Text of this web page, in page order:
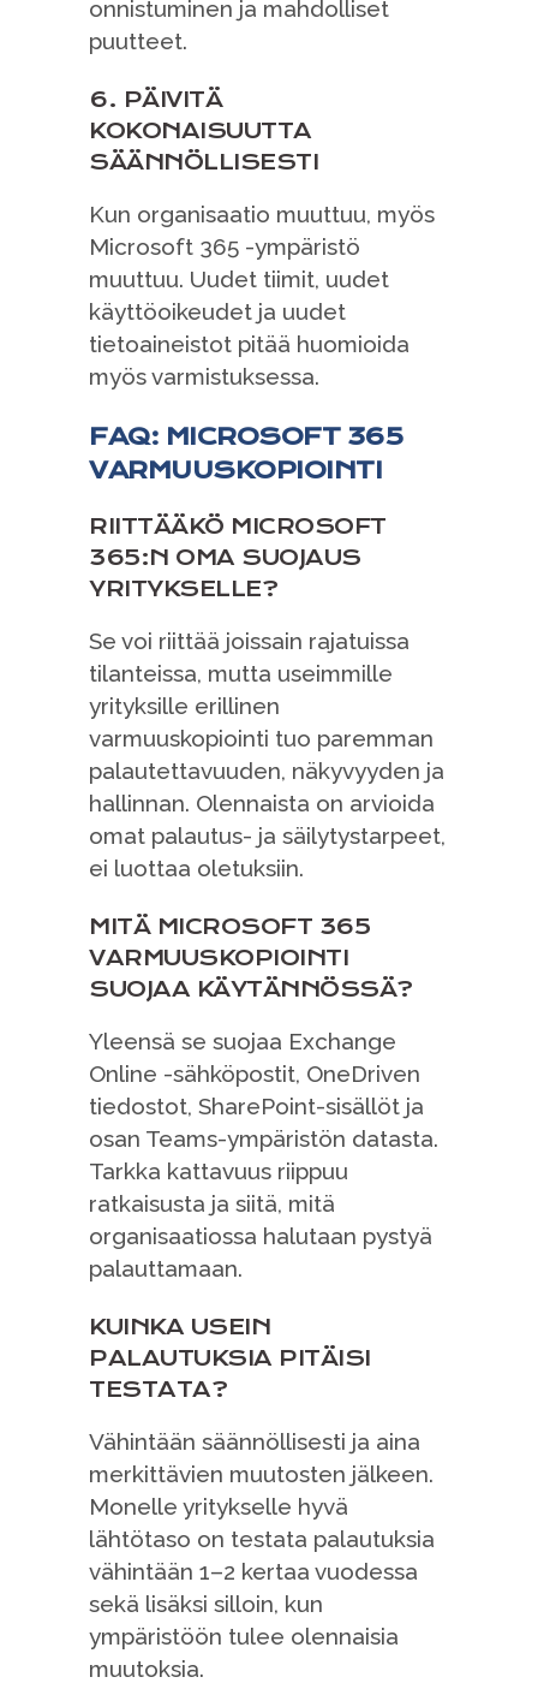
onnistuminen ja mahdolliset
puutteet.
6. PÄIVITÄ
KOKONAISUUTTA
SÄÄNNÖLLISESTI
Kun organisaatio muuttuu, myös
Microsoft 365 -ympäristö
muuttuu. Uudet tiimit, uudet
käyttöoikeudet ja uudet
tietoaineistot pitää huomioida
myös varmistuksessa.
FAQ: MICROSOFT 365
VARMUUSKOPIOINTI
RIITTÄÄKÖ MICROSOFT
365:N OMA SUOJAUS
YRITYKSELLE?
Se voi riittää joissain rajatuissa
tilanteissa, mutta useimmille
yrityksille erillinen
varmuuskopiointi tuo paremman
palautettavuuden, näkyvyyden ja
hallinnan. Olennaista on arvioida
omat palautus- ja säilytystarpeet,
ei luottaa oletuksiin.
MITÄ MICROSOFT 365
VARMUUSKOPIOINTI
SUOJAA KÄYTÄNNÖSSÄ?
Yleensä se suojaa Exchange
Online -sähköpostit, OneDriven
tiedostot, SharePoint-sisällöt ja
osan Teams-ympäristön datasta.
Tarkka kattavuus riippuu
ratkaisusta ja siitä, mitä
organisaatiossa halutaan pystyä
palauttamaan.
KUINKA USEIN
PALAUTUKSIA PITÄISI
TESTATA?
Vähintään säännöllisesti ja aina
merkittävien muutosten jälkeen.
Monelle yritykselle hyvä
lähtötaso on testata palautuksia
vähintään 1–2 kertaa vuodessa
sekä lisäksi silloin, kun
ympäristöön tulee olennaisia
muutoksia.